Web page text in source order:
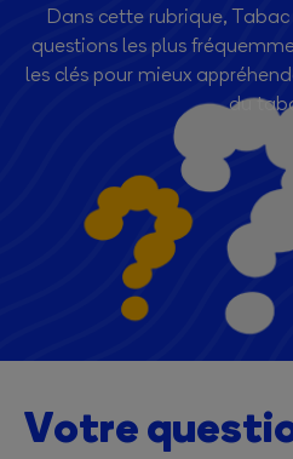
Dans cette rubrique,
questions les plus
les clés pour mieux
du
Votre